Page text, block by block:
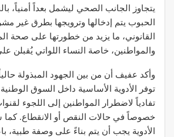
يتجاوز الجانب الصحي ليشمل بعداً أمنياً،
الحبوب يتم إدخالها وترويجها بطرق غير
القانوني، ما يزيد من خطورتها على صحة
والمواطنين، خاصة النساء اللواتي يُقبلن
وأكد عفيف أن من بين الجهود المبذولة
توفر الأدوية الأساسية داخل السوق
تفادياً لاضطرار المواطنين إلى اللجوء
خصوصاً في حالات النقص أو الانقطاع.
الأدوية يجب أن يتم بناءً على وصفة طبية،